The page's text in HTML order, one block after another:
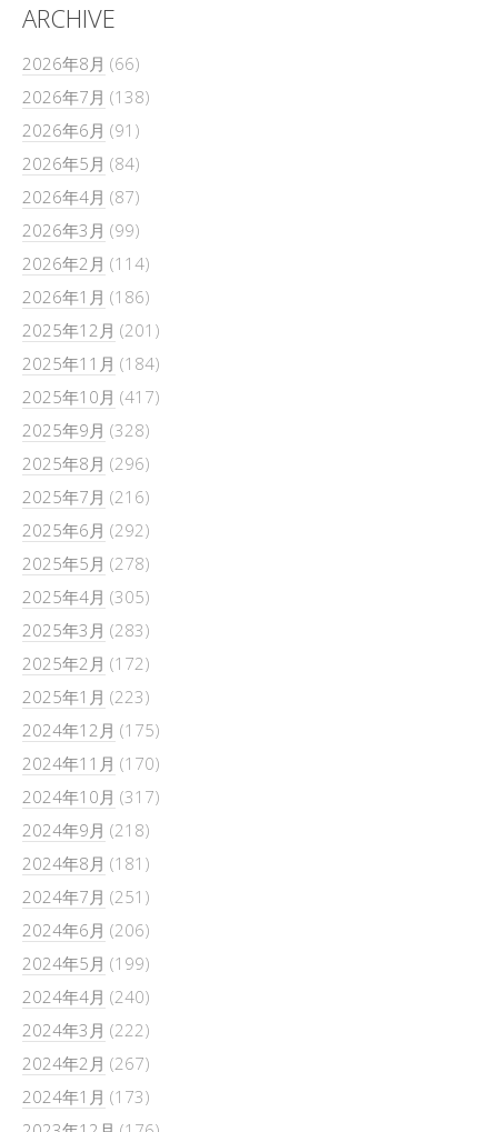
ARCHIVE
2026年8月 (66)
2026年7月 (138)
2026年6月 (91)
2026年5月 (84)
2026年4月 (87)
2026年3月 (99)
2026年2月 (114)
2026年1月 (186)
2025年12月 (201)
2025年11月 (184)
2025年10月 (417)
2025年9月 (328)
2025年8月 (296)
2025年7月 (216)
2025年6月 (292)
2025年5月 (278)
2025年4月 (305)
2025年3月 (283)
2025年2月 (172)
2025年1月 (223)
2024年12月 (175)
2024年11月 (170)
2024年10月 (317)
2024年9月 (218)
2024年8月 (181)
2024年7月 (251)
2024年6月 (206)
2024年5月 (199)
2024年4月 (240)
2024年3月 (222)
2024年2月 (267)
2024年1月 (173)